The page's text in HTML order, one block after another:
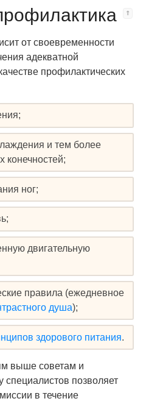
от своевременности
адекватной
профилактических
и тем более
конечностей;
ног;
двигательную
правила (ежедневное
душа);
здорового питания.
выше советам и
специалистов позволяет
в течение